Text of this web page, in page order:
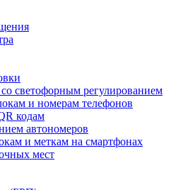
светофорным регулированием
и номерам телефонов
кодам
автономеров
и меткам на смартфонах
мест